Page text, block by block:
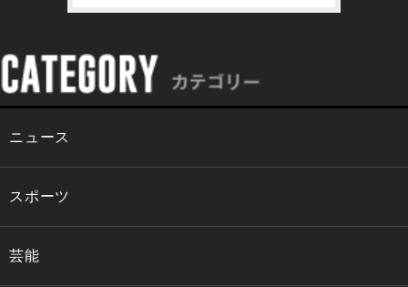
ニュース
スポーツ
芸能